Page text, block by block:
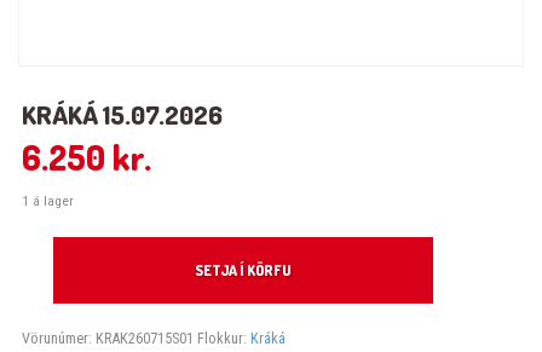
KRÁKÁ 15.07.2026
6.250 kr.
1 á lager
SETJA Í KÖRFU
Vörunúmer: KRAK260715S01 Flokkur: Kráká